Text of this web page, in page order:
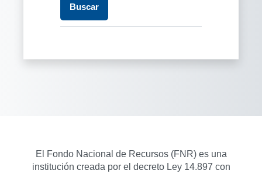
El Fondo Nacional de Recursos (FNR) es una
institución creada por el decreto Ley 14.897 con